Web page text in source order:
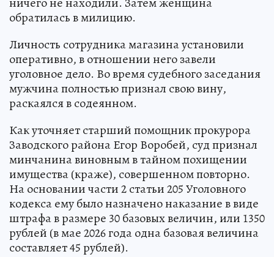
обратилась в милицию.
Личность сотрудника магазина установили
оперативно, в отношении него завели
уголовное дело. Во время судебного заседания
мужчина полностью признал свою вину,
раскаялся в содеянном.
Как уточняет старший помощник прокурора
Заводского района Егор Воробей, суд признал
минчанина виновным в тайном похищении
имущества (краже), совершенном повторно.
На основании части 2 статьи 205 Уголовного
кодекса ему было назначено наказание в виде
штрафа в размере 30 базовых величин, или 1350
рублей (в мае 2026 года одна базовая величина
составляет 45 рублей).